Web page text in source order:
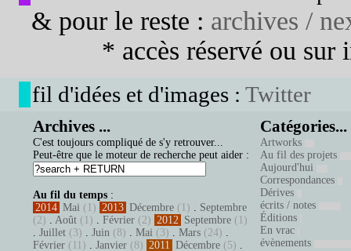
& pour le reste : archives /
* accès réservé ou sur
fil d'idées et d'images : Twitter
Archives ...
C'est toujours compliqué de s'y retrouver...
Peut-être que le moteur de recherche peut aider :
Au fil du temps :
2014 Mai (1) 2013 Décembre (1) . Septembre
(2) . Août (1) . Février (2) 2012 Septembre (1)
. Juillet (3) . Juin (8) . Mai (3) . Mars (24) .
Février (11) . Janvier (8) 2011 Décembre (5) .
Catégories...
Artworks
Au fil des projets
Aujourd'hui
Correspondances
Dérives
écrits / notes
Éditions
En vrac
évènements